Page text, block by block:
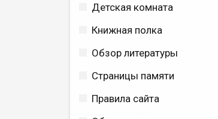
Детская комната
Книжная полка
Обзор литературы
Страницы памяти
Правила сайта